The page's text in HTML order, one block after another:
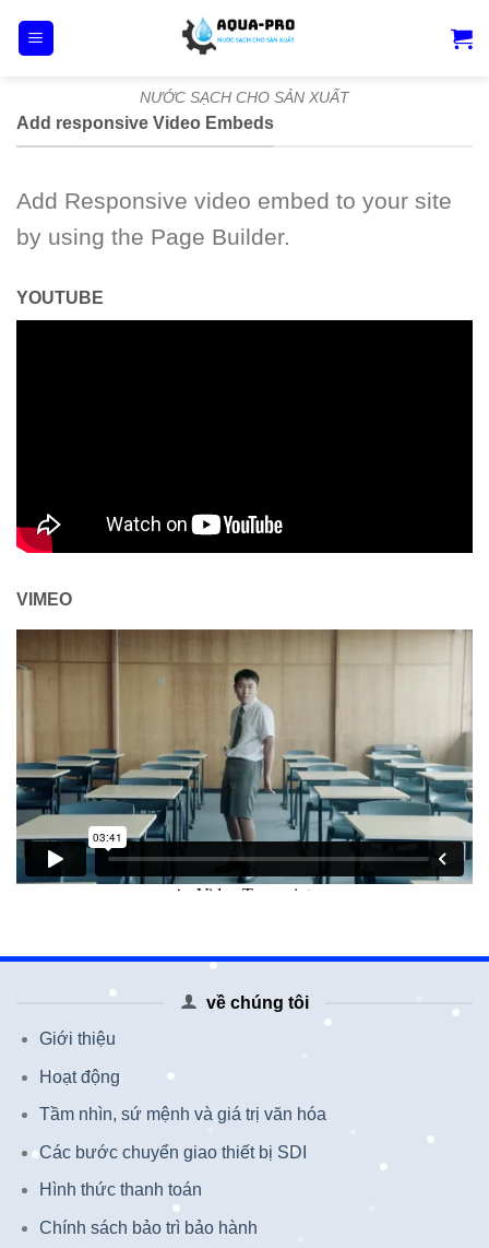
NƯỚC SẠCH CHO SẢN XUẤT
Add responsive Video Embeds
Add Responsive video embed to your site
by using the Page Builder.
YOUTUBE
VIMEO
về chúng tôi
Giới thiệu
Hoạt động
Tầm nhìn, sứ mệnh và giá trị văn hóa
Các bước chuyển giao thiết bị SDI
Hình thức thanh toán
Chính sách bảo trì bảo hành